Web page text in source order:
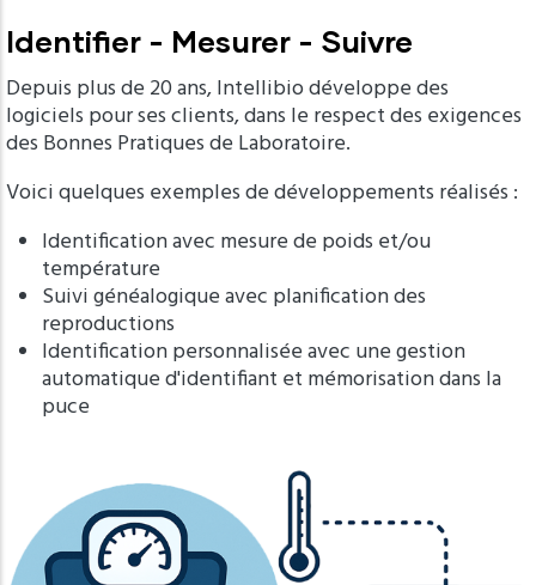
Identifier - Mesurer - Suivre
Depuis plus de 20 ans, Intellibio développe des
logiciels pour ses clients, dans le respect des exigences
des Bonnes Pratiques de Laboratoire.
Voici quelques exemples de développements réalisés :
Identification avec mesure de poids et/ou
température
Suivi généalogique avec planification des
reproductions
Identification personnalisée avec une gestion
automatique d'identifiant et mémorisation dans la
puce